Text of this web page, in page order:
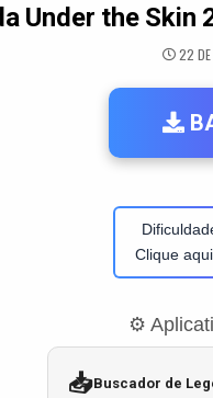
Under the Skin
22
Clique
⚙️
📥Buscador de